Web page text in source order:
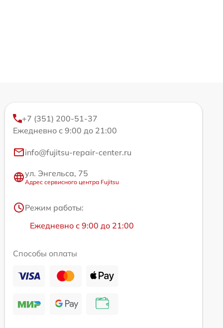
+7 (351) 200-51-37
Ежедневно с 9:00 до 21:00
info@fujitsu-repair-center.ru
ул. Энгельса, 75
Адрес сервисного центра Fujitsu
Режим работы:
Ежедневно с 9:00 до 21:00
Способы оплаты